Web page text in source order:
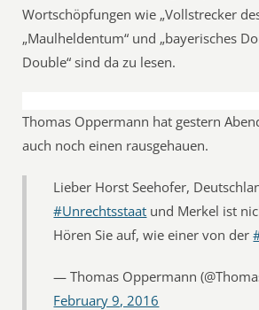
Wortschöpfungen wie „Vollstrecker
„Maulheldentum“ und „bayerisches
Double“ sind da zu lesen.
Thomas Oppermann hat gestern
auch noch einen rausgehauen.
Lieber Horst Seehofer,
#Unrechtsstaat und Merkel ist
Hören Sie auf, wie einer von der
— Thomas Oppermann
February 9, 2016